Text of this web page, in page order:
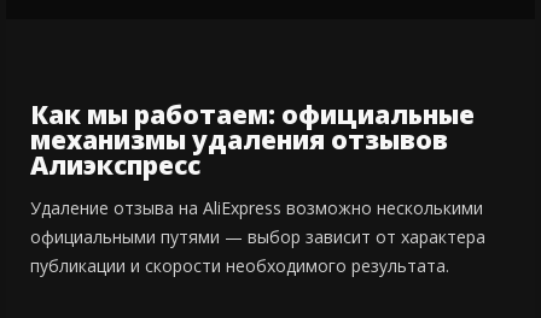
Как мы работаем: официальные
механизмы удаления отзывов
Алиэкспресс
Удаление отзыва на AliExpress возможно несколькими
официальными путями — выбор зависит от характера
публикации и скорости необходимого результата.